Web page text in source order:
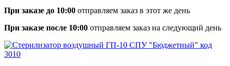
При заказе до 10:00 отправляем заказ в этот же день
При заказе после 10:00 отправляем заказ на следующий день